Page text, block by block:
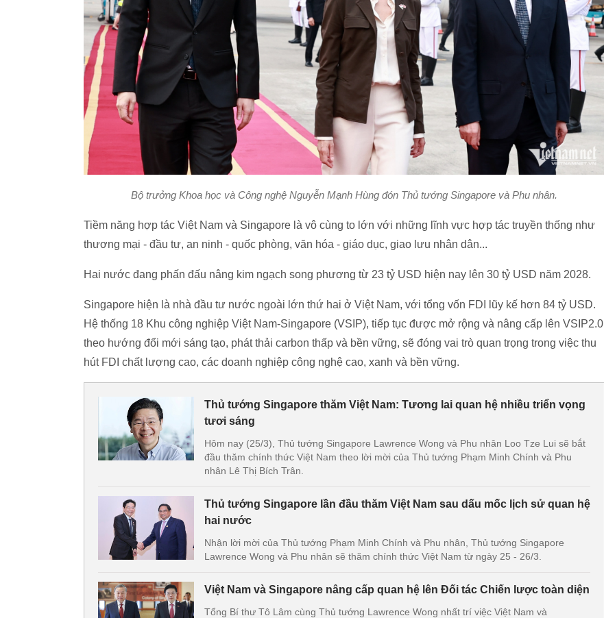
Bộ trưởng Khoa học và Công nghệ Nguyễn Mạnh Hùng đón Thủ tướng Singapore và Phu nhân.
Tiềm năng hợp tác Việt Nam và Singapore là vô cùng to lớn với những lĩnh vực hợp tác truyền thống như
thương mại - đầu tư, an ninh - quốc phòng, văn hóa - giáo dục, giao lưu nhân dân...
Hai nước đang phấn đấu nâng kim ngạch song phương từ 23 tỷ USD hiện nay lên 30 tỷ USD năm 2028.
Singapore hiện là nhà đầu tư nước ngoài lớn thứ hai ở Việt Nam, với tổng vốn FDI lũy kế hơn 84 tỷ USD.
Hệ thống 18 Khu công nghiệp Việt Nam-Singapore (VSIP), tiếp tục được mở rộng và nâng cấp lên VSIP2.0
theo hướng đổi mới sáng tạo, phát thải carbon thấp và bền vững, sẽ đóng vai trò quan trọng trong việc thu
hút FDI chất lượng cao, các doanh nghiệp công nghệ cao, xanh và bền vững.
Thủ tướng Singapore thăm Việt Nam: Tương lai quan hệ nhiều triển vọng
tươi sáng
Hôm nay (25/3), Thủ tướng Singapore Lawrence Wong và Phu nhân Loo Tze Lui sẽ bắt
đầu thăm chính thức Việt Nam theo lời mời của Thủ tướng Phạm Minh Chính và Phu
nhân Lê Thị Bích Trân.
Thủ tướng Singapore lần đầu thăm Việt Nam sau dấu mốc lịch sử quan hệ
hai nước
Nhận lời mời của Thủ tướng Phạm Minh Chính và Phu nhân, Thủ tướng Singapore
Lawrence Wong và Phu nhân sẽ thăm chính thức Việt Nam từ ngày 25 - 26/3.
Việt Nam và Singapore nâng cấp quan hệ lên Đối tác Chiến lược toàn diện
Tổng Bí thư Tô Lâm cùng Thủ tướng Lawrence Wong nhất trí việc Việt Nam và